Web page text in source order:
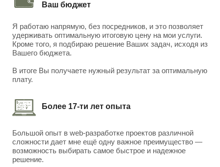
Ваш бюджет
Я работаю напрямую, без посредников, и это позволяет
удерживать оптимальную итоговую цену на мои услуги.
Кроме того, я подбираю решение Ваших задач, исходя из
Вашего бюджета.
В итоге Вы получаете нужный результат за оптимальную
плату.
Более 17-ти лет опыта
Большой опыт в web-разработке проектов различной
сложности дает мне ещё одну важное преимущество —
возможность выбирать самое быстрое и надежное
решение.